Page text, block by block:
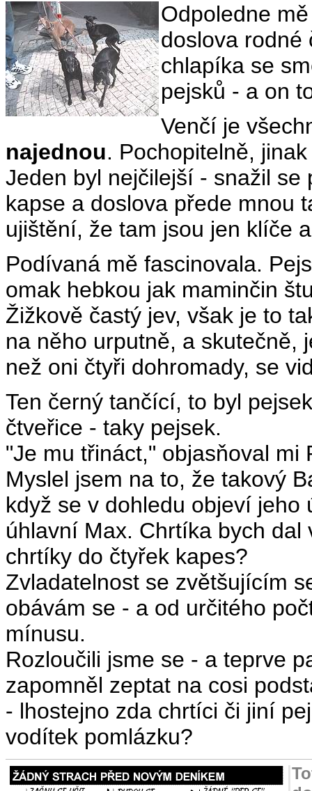
Odpoledne
doslova rodné
chlapíka se
pejsků - a on
Venčí je
najednou. Pochopitelně,
Jeden byl nejčilejší - snažil
kapse a doslova přede mnou
ujištění, že tam jsou jen klíče
Podívaná mě fascinovala.
omak hebkou jak maminčin
Žižkově častý jev, však je to
na něho urputně, a skutečně,
než oni čtyři dohromady, se
Ten černý tančící, to byl
čtveřice - taky pejsek.
"Je mu třináct," objasňoval
Myslel jsem na to, že takový
když se v dohledu objeví
úhlavní Max. Chrtíka bych
chrtíky do čtyřek kapes?
Zvladatelnost se zvětšujícím
obávám se - a od určitého
mínusu.
Rozloučili jsme se - a teprve
zapomněl zeptat na cosi
- lhostejno zda chrtíci či jiní
vodítek pomlázku?